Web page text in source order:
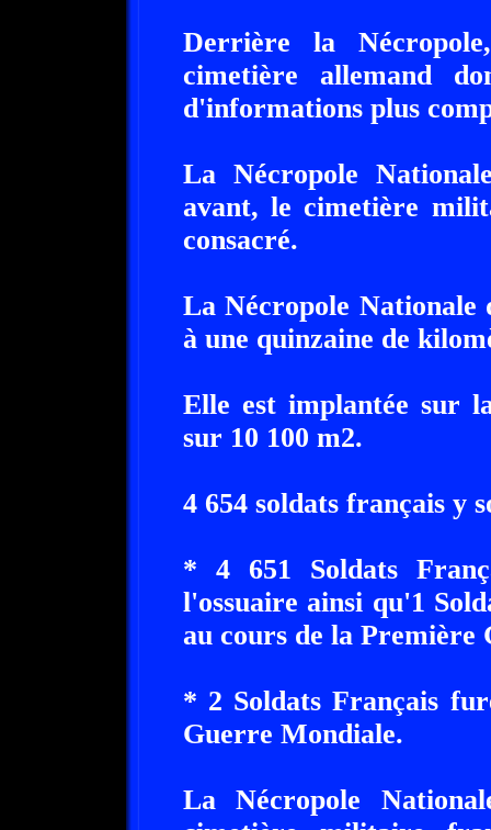
Derrière la
cimetière allemand
d'informations plus
La Nécropole
avant, le cimetière
consacré.
La Nécropole
à une quinzaine de
Elle est implantée sur
sur 10 100 m2.
4 654 soldats français y
* 4 651 Soldats
l'ossuaire ainsi qu'1
au cours de la Première
* 2 Soldats Français
Guerre Mondiale.
La Nécropole